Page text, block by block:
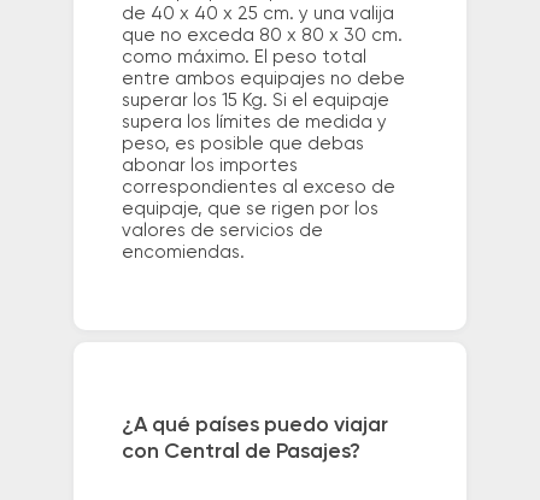
de 40 x 40 x 25 cm. y una valija
que no exceda 80 x 80 x 30 cm.
como máximo. El peso total
entre ambos equipajes no debe
superar los 15 Kg. Si el equipaje
supera los límites de medida y
peso, es posible que debas
abonar los importes
correspondientes al exceso de
equipaje, que se rigen por los
valores de servicios de
encomiendas.
¿A qué países puedo viajar
con Central de Pasajes?